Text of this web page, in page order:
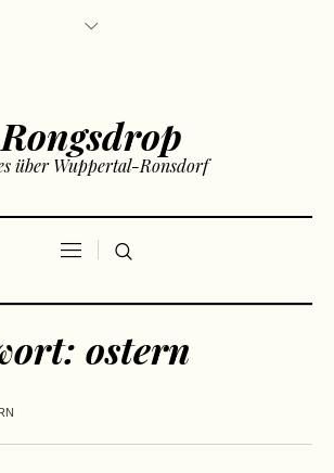
Rongsdrop
über Wuppertal-Ronsdorf
ostern